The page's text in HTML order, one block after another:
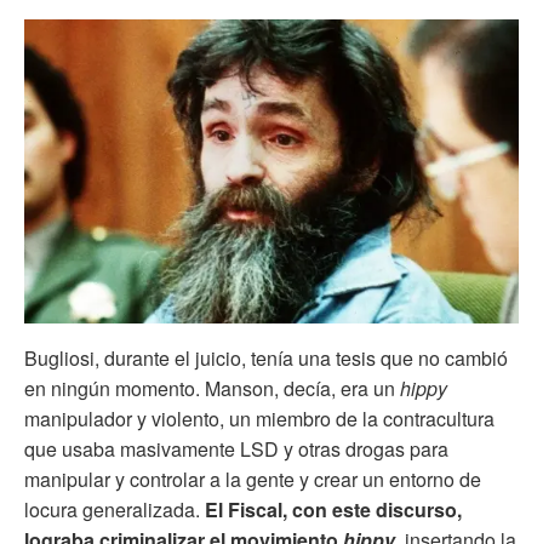
Bugliosi, durante el juicio, tenía una tesis que no cambió
en ningún momento. Manson, decía, era un hippy
manipulador y violento, un miembro de la contracultura
que usaba masivamente LSD y otras drogas para
manipular y controlar a la gente y crear un entorno de
locura generalizada. El Fiscal, con este discurso,